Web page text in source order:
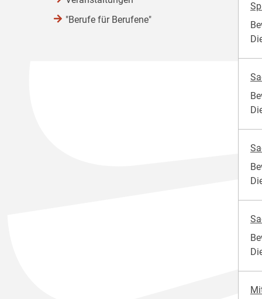
"Berufe für Berufene"